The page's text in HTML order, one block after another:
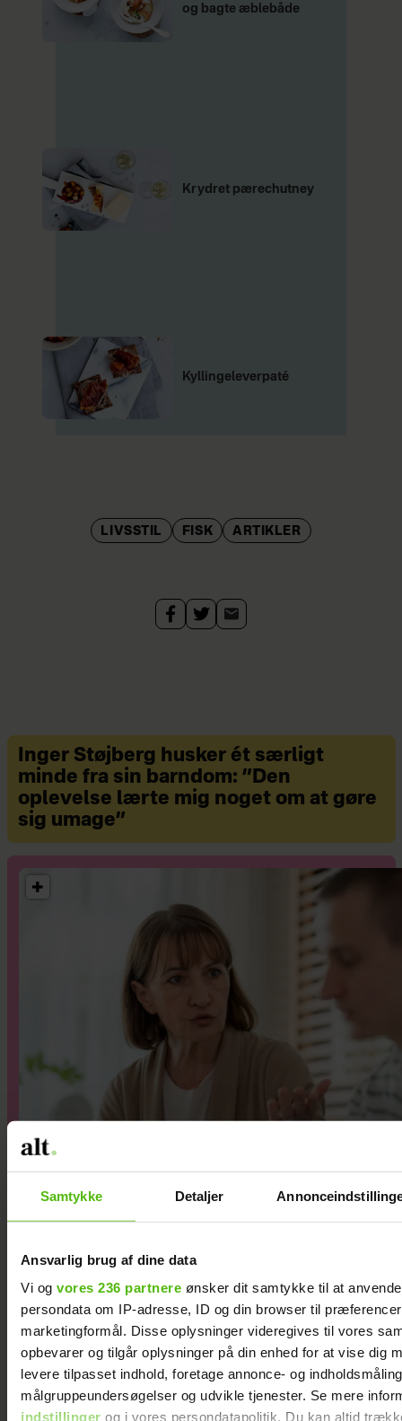
Samtykke Detaljer
Ansvarlig brug af dine data
Vi og vores 236 partnere ønsker dit samtykke til at
persondata om IP-adresse, ID og din browser til
marketingformål. Disse oplysninger videregives til vores
opbevarer og tilgår oplysninger på din enhed for at vise dig
levere tilpasset indhold, foretage annonce- og
målgruppeundersøgelser og udvikle tjenester. Se mere
indstillinger og i vores persondatapolitik. Du kan altid
og bagte æblebåde
Krydret pærechutney
Kyllingeleverpaté
LIVSSTIL FISK ARTIKLER
Inger Støjberg husker ét særligt
minde fra sin barndom: ”Den
oplevelse lærte mig noget om at gøre
sig umage”
Nogle mænd bliver aldrig gode
fædre - og min søn er en af dem
Efter Mette Kirstine
skiftede karriere, har
Da Ada Folkmann
blev skilt, følte hun